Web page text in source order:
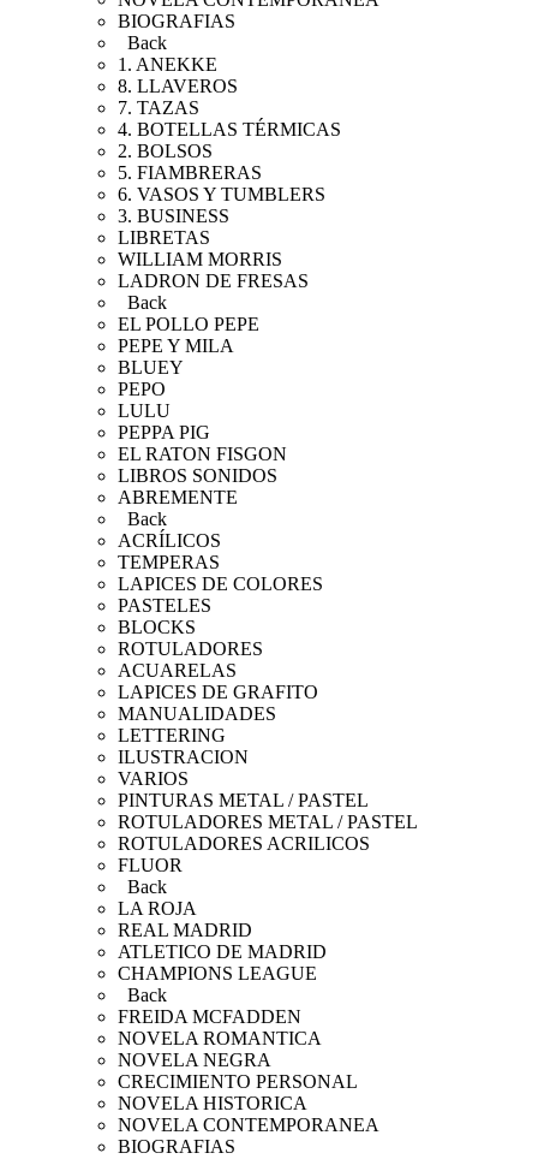
BIOGRAFIAS
Back
1. ANEKKE
8. LLAVEROS
7. TAZAS
4. BOTELLAS TÉRMICAS
2. BOLSOS
5. FIAMBRERAS
6. VASOS Y TUMBLERS
3. BUSINESS
LIBRETAS
WILLIAM MORRIS
LADRON DE FRESAS
Back
EL POLLO PEPE
PEPE Y MILA
BLUEY
PEPO
LULU
PEPPA PIG
EL RATON FISGON
LIBROS SONIDOS
ABREMENTE
Back
ACRÍLICOS
TEMPERAS
LAPICES DE COLORES
PASTELES
BLOCKS
ROTULADORES
ACUARELAS
LAPICES DE GRAFITO
MANUALIDADES
LETTERING
ILUSTRACION
VARIOS
PINTURAS METAL / PASTEL
ROTULADORES METAL / PASTEL
ROTULADORES ACRILICOS
FLUOR
Back
LA ROJA
REAL MADRID
ATLETICO DE MADRID
CHAMPIONS LEAGUE
Back
FREIDA MCFADDEN
NOVELA ROMANTICA
NOVELA NEGRA
CRECIMIENTO PERSONAL
NOVELA HISTORICA
NOVELA CONTEMPORANEA
BIOGRAFIAS